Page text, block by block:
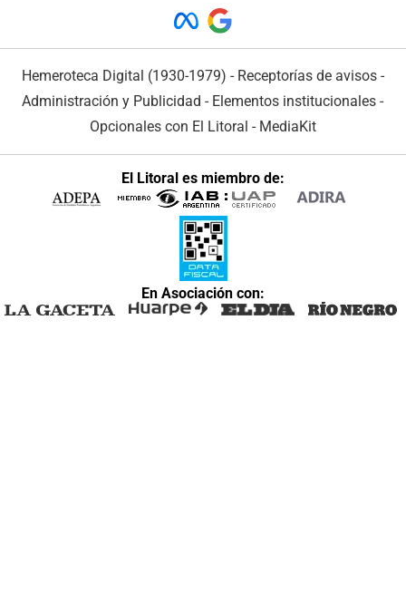
Hemeroteca Digital (1930-1979) - Receptorías de avisos -
Administración y Publicidad - Elementos institucionales -
Opcionales con El Litoral - MediaKit
El Litoral es miembro de:
En Asociación con: